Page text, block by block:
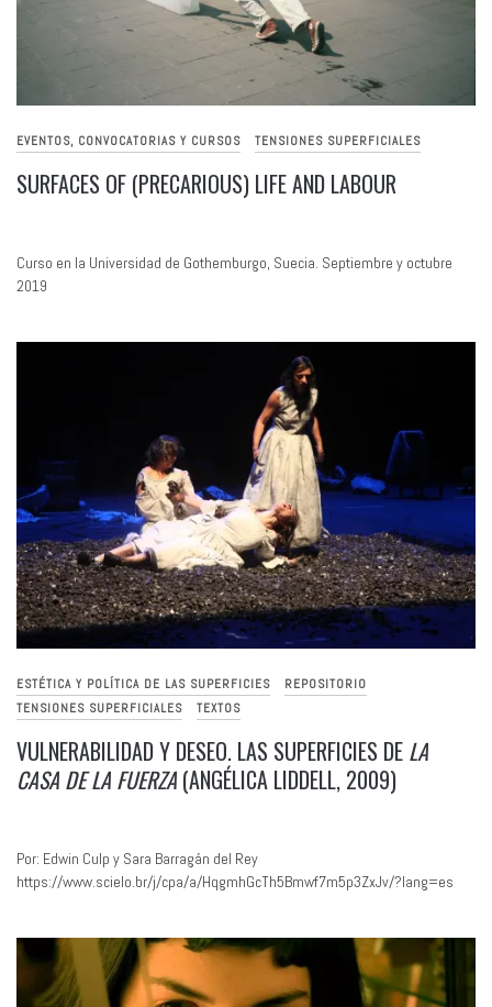
EVENTOS, CONVOCATORIAS Y CURSOS TENSIONES SUPERFICIALES
SURFACES OF (PRECARIOUS) LIFE AND LABOUR
Curso en la Universidad de Gothemburgo, Suecia. Septiembre y octubre
2019
ESTÉTICA Y POLÍTICA DE LAS SUPERFICIES
REPOSITORIO
TENSIONES SUPERFICIALES
TEXTOS
VULNERABILIDAD Y DESEO. LAS SUPERFICIES DE LA
CASA DE LA FUERZA (ANGÉLICA LIDDELL, 2009)
Por: Edwin Culp y Sara Barragán del Rey
https://www.scielo.br/j/cpa/a/HqgmhGcTh5Bmwf7m5p3ZxJv/?lang=es